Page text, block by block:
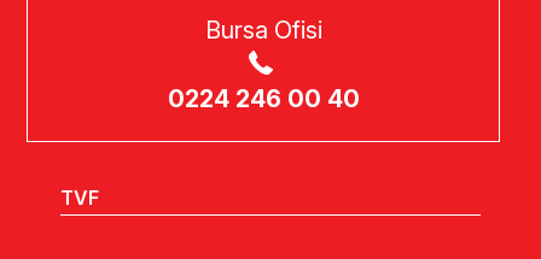
Bursa Ofisi
0224 246 00 40
TVF